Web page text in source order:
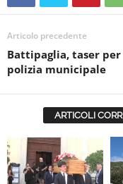
Articolo precedente
Battipaglia, taser per
polizia municipale
ARTICOLI